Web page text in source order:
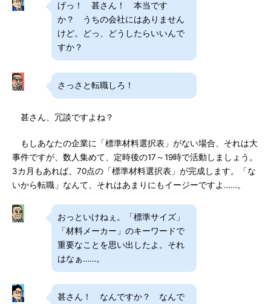
げっ！ 甚さん！ 本当です
か？ うちの会社にはありません
けど。どっ、どうしたらいいんで
すか？
さっさと転職しろ！
甚さん、冗談ですよね？
もしあなたの企業に「標準材料選択表」がない場合、それは大
事件ですが、数人集めて、定時後の17～19時で活動しましょう。
3カ月もあれば、70点の「標準材料選択表」が完成します。「な
いから転職」なんて、それはあまりにもイージーですよ……。
おっといけねぇ。「標準サイズ」
「材料メーカー」のキーワードで
重要なことを思い出したよ。それ
はなぁ……。
甚さん！ なんですか？ なんで